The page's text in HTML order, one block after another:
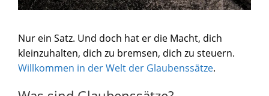
Nur ein Satz. Und doch hat er die Macht, dich
kleinzuhalten, dich zu bremsen, dich zu steuern.
Willkommen in der Welt der Glaubenssätze.